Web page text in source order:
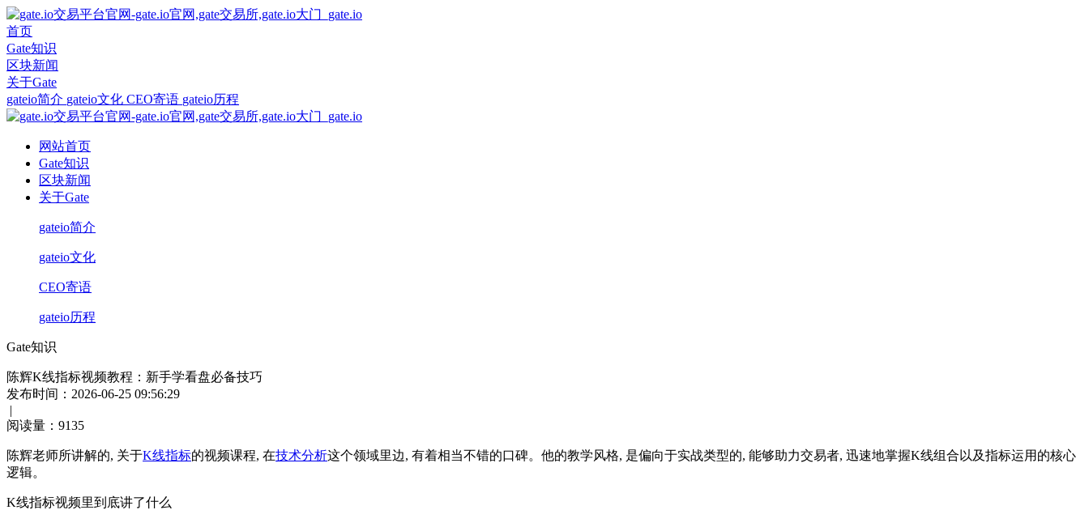
首页
Gate知识
区块新闻
关于Gate
gateio简介 gateio文化 CEO寄语 gateio历程
网站首页
Gate知识
区块新闻
关于Gate
gateio简介
gateio文化
CEO寄语
gateio历程
Gate知识
陈辉K线指标视频教程：新手学看盘必备技巧
发布时间：2026-06-25 09:56:29
|
阅读量： 9135
陈辉老师所讲解的, 关于K线指标的视频课程, 在技术分析这个领域里边, 有着相当不错的口碑。他的教学风格, 是偏向于实战类型的, 能够助力交易者, 迅速地掌握K线组合以及指标运用的核心
逻辑。
K线指标视频里到底讲了什么